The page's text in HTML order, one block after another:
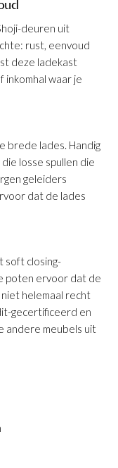
deuren uit
rust, eenvoud
deze ladekast
inkomhal waar je
brede lades. Handig
losse spullen die
geleiders
dat de lades
soft closing-
poten ervoor dat de
helemaal recht
gecertificeerd en
andere meubels uit
aan jeaan je
aan je
aan je
aan je